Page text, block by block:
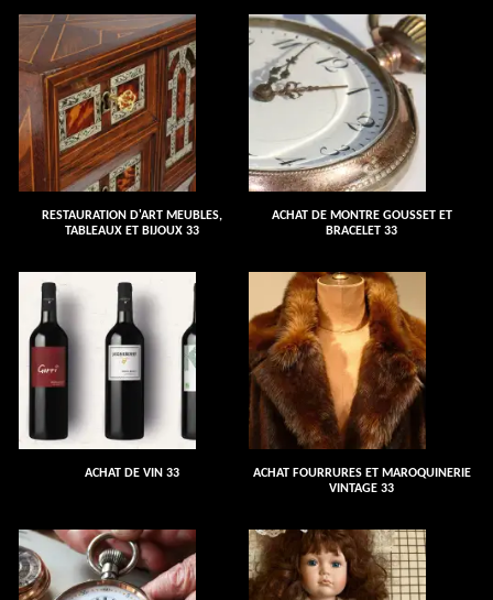
RESTAURATION D'ART MEUBLES,
TABLEAUX ET BIJOUX 33
ACHAT DE MONTRE GOUSSET ET
BRACELET 33
ACHAT DE VIN 33
ACHAT FOURRURES ET MAROQUINERIE
VINTAGE 33